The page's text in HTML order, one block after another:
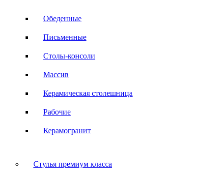
Обеденные
Письменные
Столы-консоли
Массив
Керамическая столешница
Рабочие
Керамогранит
Стулья премиум класса